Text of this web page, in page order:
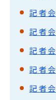
記者
記者
記者
記者
記者